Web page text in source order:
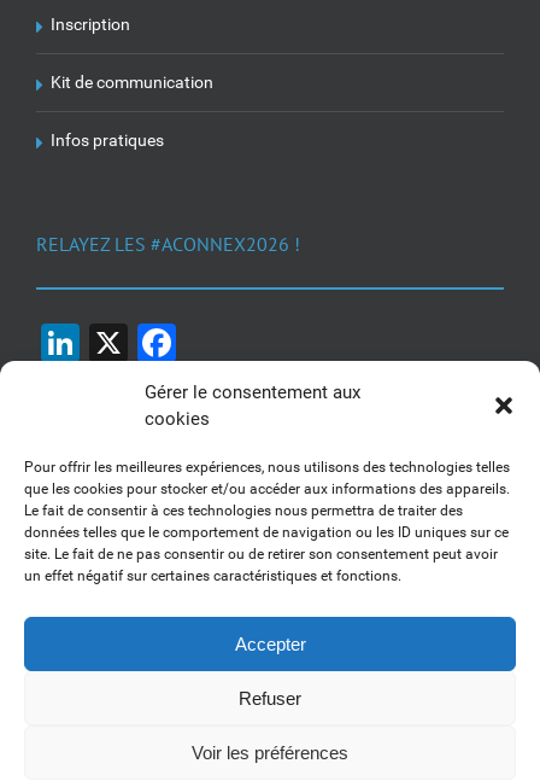
Gérer le consentement aux
cookies
Pour offrir les meilleures expériences, nous utilisons des technologies telles
que les cookies pour stocker et/ou accéder aux informations des appareils.
Le fait de consentir à ces technologies nous permettra de traiter des
données telles que le comportement de navigation ou les ID uniques sur ce
site. Le fait de ne pas consentir ou de retirer son consentement peut avoir
un effet négatif sur certaines caractéristiques et fonctions.
Accepter
Refuser
Voir les préférences
Inscription
Kit de communication
Infos pratiques
RELAYEZ LES #ACONNEX2026 !
LinkedIn
X
1, 2, 3... Buzzez !
Découvrez nos kits communication